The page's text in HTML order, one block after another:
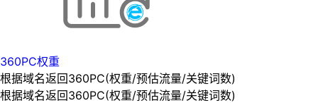
360PC权重
根据域名返回360PC(权重/预估流量/关键词数)
根据域名返回360PC(权重/预估流量/关键词数)